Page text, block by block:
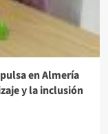
en Almería
y la inclusión